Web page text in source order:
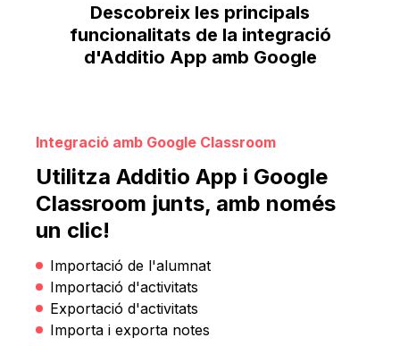
Descobreix les principals
funcionalitats de la integració
d'Additio App amb Google
Integració amb Google Classroom
Utilitza Additio App i Google
Classroom junts, amb només
un clic!
Importació de l'alumnat
Importació d'activitats
Exportació d'activitats
Importa i exporta notes